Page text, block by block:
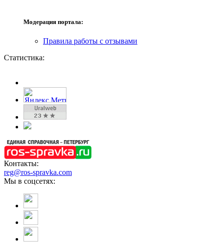
Модерация портала:
Правила работы с отзывами
Статистика:
Контакты:
reg@ros-spravka.com
Мы в соцсетях: